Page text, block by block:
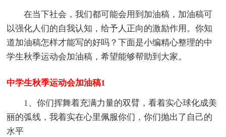
在当下社会，我们都可能会用到加油稿，加油稿可
以强化人们的自我认知，给予人正向的激励作用。你知
道加油稿怎样才能写的好吗？下面是小编精心整理的中
学生秋季运动会加油稿，希望能够帮助到大家。
中学生秋季运动会加油稿1
1、你们挥舞着充满力量的双臂，看着实心球化成美
丽的弧线，我着实在心里佩服你们，你们抛出了自己的
水平